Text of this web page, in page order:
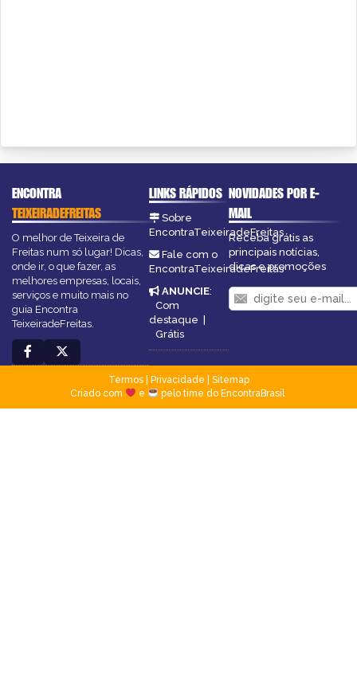
ENCONTRA
TEIXEIRADEFREITAS
O melhor de Teixeira de
Freitas num só lugar! Dicas,
onde ir, o que fazer, as
melhores empresas, locais,
serviços e muito mais no
guia Encontra
TeixeiradeFreitas.
LINKS RÁPIDOS
Sobre
EncontraTeixeiradeFreitas
Fale com o
EncontraTeixeiradeFreitas
ANUNCIE:
Com
destaque |
Grátis
NOVIDADES POR E-
MAIL
Receba grátis as
principais notícias,
dicas e promoções
Termos| Privacidade
Sitemap
Criado com
e pelo time do EncontraBrasil